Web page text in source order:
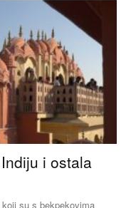
i ostala
su s bekpekovima